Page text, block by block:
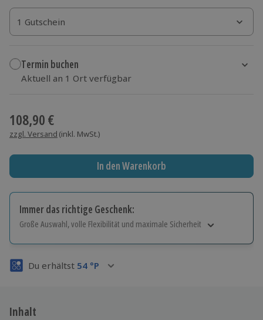
1 Gutschein
1 Gutschein
1 Gutschein
Termin buchen
Aktuell an 1 Ort verfügbar
108,90 €
zzgl. Versand (inkl. MwSt.)
In den Warenkorb
Immer das richtige Geschenk:
Große Auswahl, volle Flexibilität und maximale Sicherheit
Volle Flexibilität
3 Jahre gültig & verlängerbar.
Du erhältst 54 °P
Inhalt